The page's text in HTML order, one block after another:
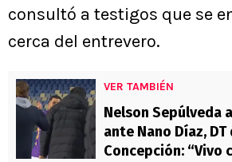
consultó a testigos que se
cerca del entrevero.
VER TAMBIÉN
Nelson Sepúlveda
ante Nano Díaz,
Concepción: “Vivo